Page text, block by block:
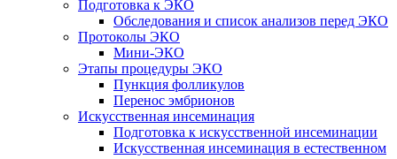
Подготовка к ЭКО
Обследования и список анализов перед ЭКО
Протоколы ЭКО
Мини-ЭКО
Этапы процедуры ЭКО
Пункция фолликулов
Перенос эмбрионов
Искусственная инсеминация
Подготовка к искусственной инсеминации
Искусственная инсеминация в естественном